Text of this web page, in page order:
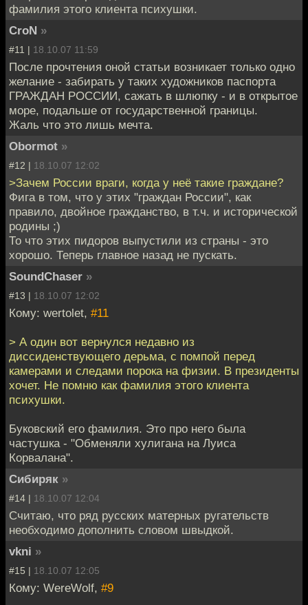
фамилия этого клиента психушки.
CroN »
#11 | 18.10.07 11:59
После прочтения оной статьи возникает только одно
желание - забирать у таких художников паспорта
ГРАЖДАН РОССИИ, сажать в шлюпку - и в открытое
море, подальше от государственной границы.
Жаль что это лишь мечта.
Obormot »
#12 | 18.10.07 12:02
>Зачем России враги, когда у неё такие граждане?
Фига в том, что у этих "граждан России", как
правило, двойное гражданство, в т.ч. и исторической
родины ;)
То что этих пидоров выпустили из страны - это
хорошо. Теперь главное назад не пускать.
SoundChaser »
#13 | 18.10.07 12:02
Кому: wertolet, #11
> А один вот вернулся недавно из
диссиденствующего дерьма, с помпой перед
камерами и следами порока на физии. В президенты
хочет. Не помню как фамилия этого клиента
психушки.
Буковский его фамилия. Это про него была
частушка - "Обменяли хулигана на Луиса
Корвалана".
Сибиряк »
#14 | 18.10.07 12:04
Считаю, что ряд русских матерных ругательств
необходимо дополнить словом швыдкой.
vkni »
#15 | 18.10.07 12:05
Кому: WereWolf, #9